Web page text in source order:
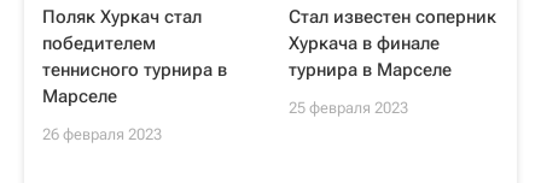
Поляк Хуркач стал
победителем
теннисного турнира в
Марселе
26 февраля 2023
Стал известен соперник
Хуркача в финале
турнира в Марселе
25 февраля 2023